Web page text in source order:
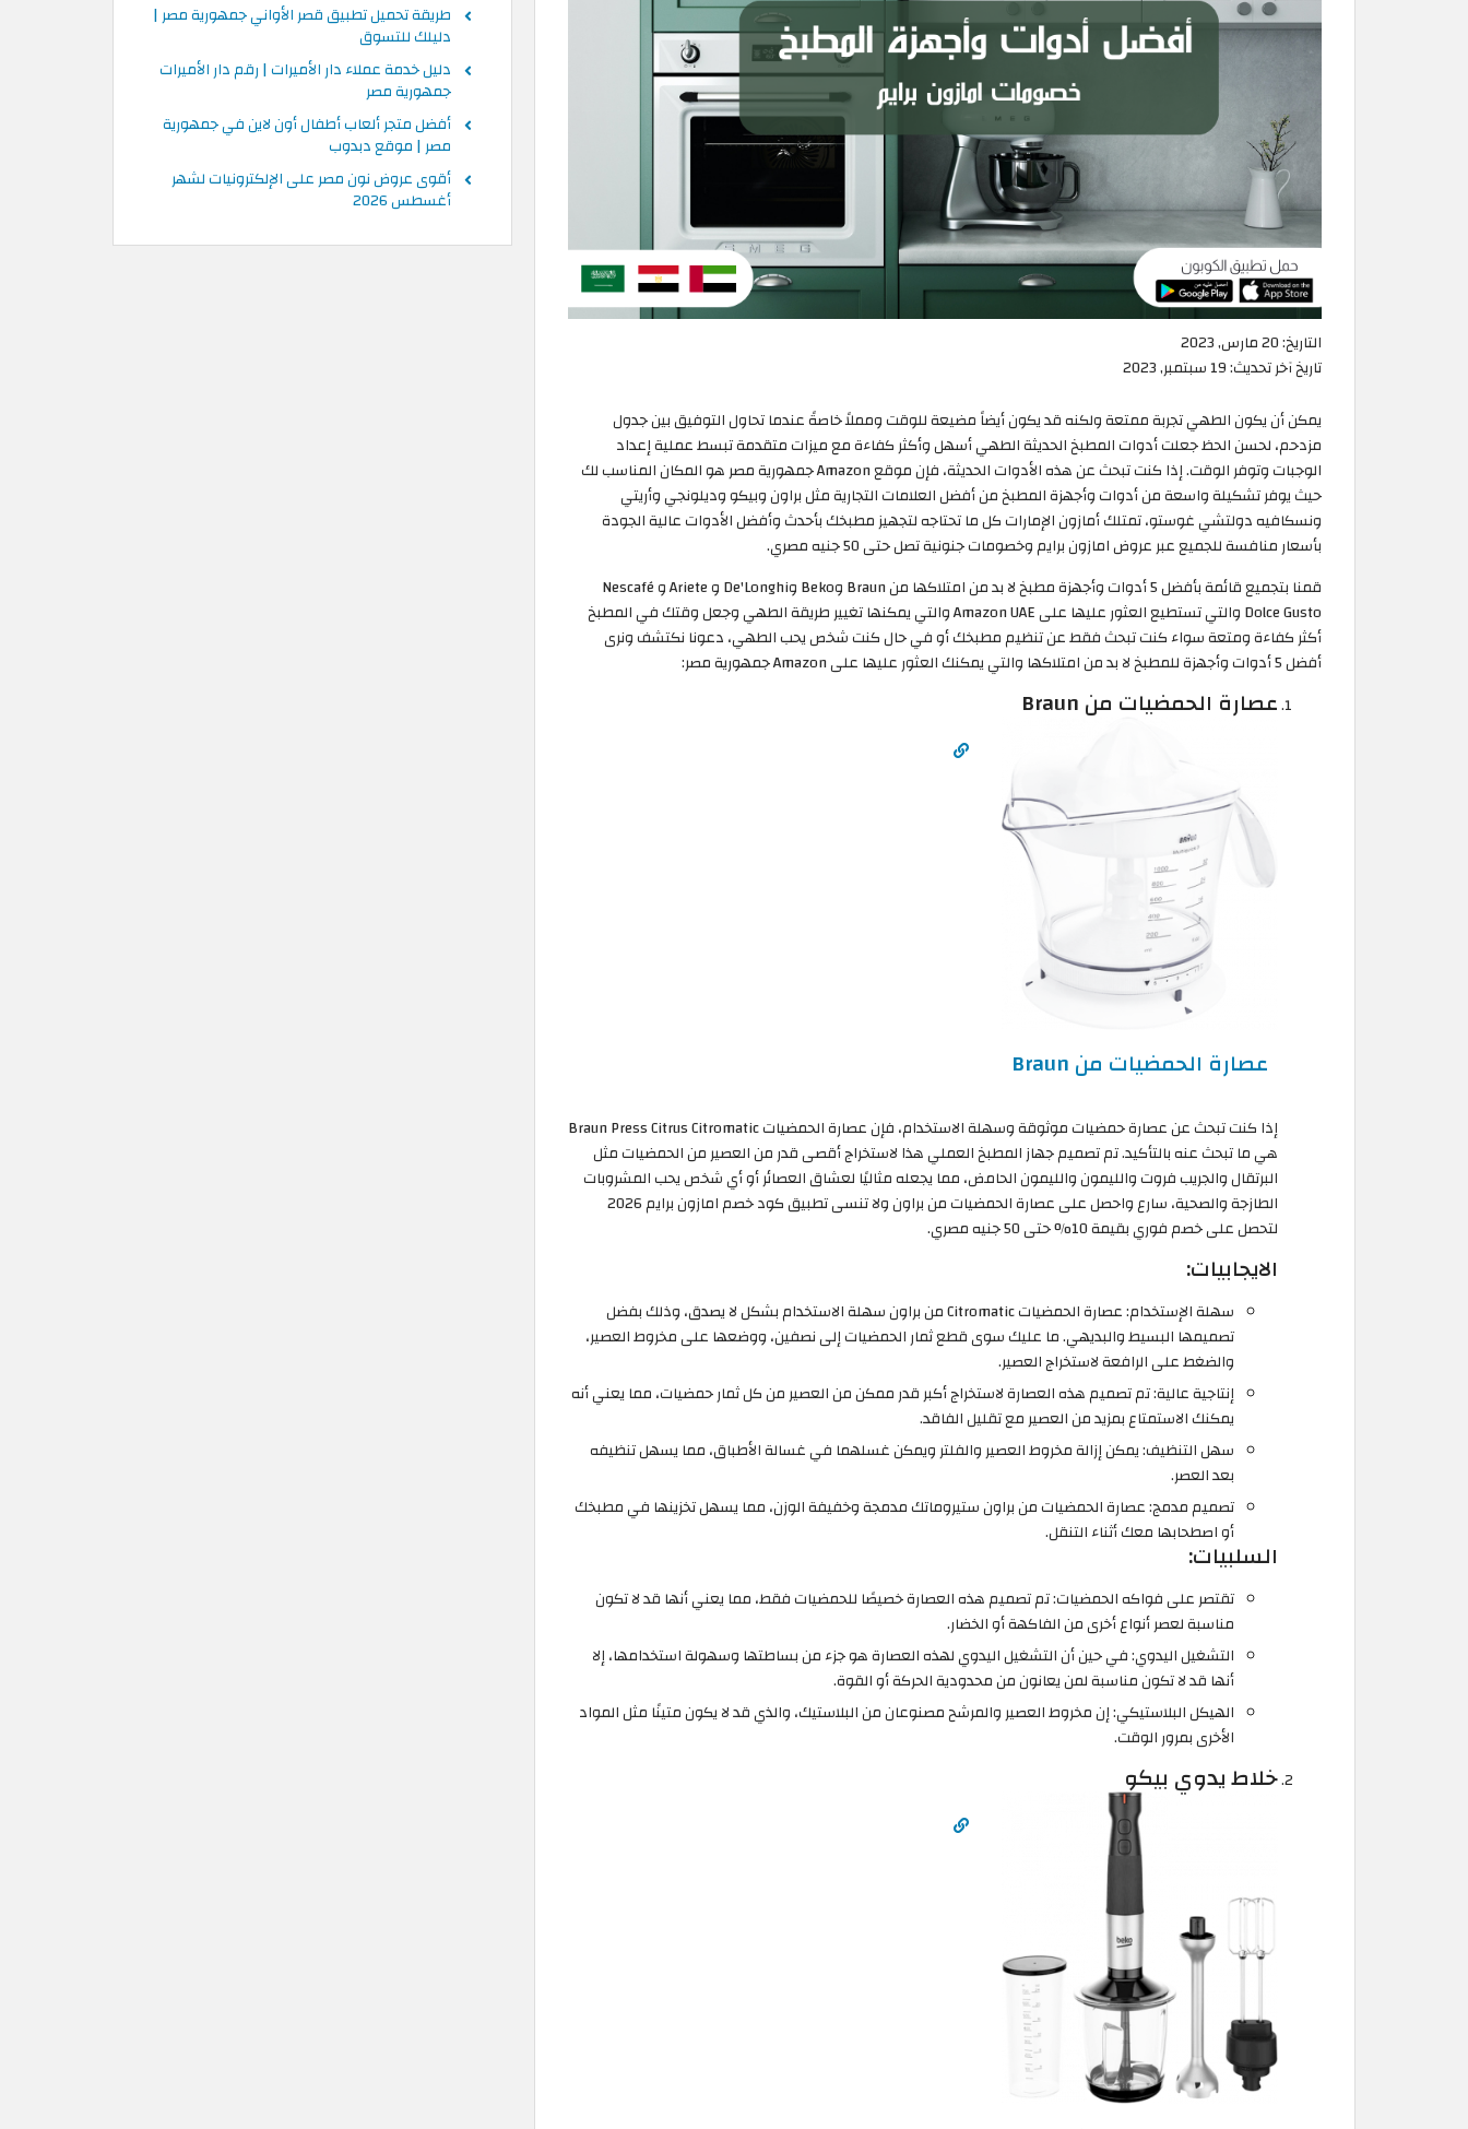
التاريخ:20 مارس, 2023
تاريخ آخر تحديث:19 سبتمبر, 2023
يمكن أن يكون الطهي تجربة ممتعة ولكنه قد يكون أيضاً مضيعة للوقت ومملاً خاصةً عندما تحاول التوفيق بين جدول
مزدحم، لحسن الحظ جعلت أدوات المطبخ الحديثة الطهي أسهل وأكثر كفاءة مع ميزات متقدمة تبسط عملية إعداد
الوجبات وتوفر الوقت. إذا كنت تبحث عن هذه الأدوات الحديثة، فإن موقع Amazon جمهورية مصر هو المكان المناسب لك
حيث يوفر تشكيلة واسعة من أدوات وأجهزة المطبخ من أفضل العلامات التجارية مثل براون وبيكو وديلونجي وأريتي
ونسكافيه دولتشي غوستو، تمتلك أمازون الإمارات كل ما تحتاجه لتجهيز مطبخك بأحدث وأفضل الأدوات عالية الجودة
بأسعار منافسة للجميع عبر عروض امازون برايم وخصومات جنونية تصل حتى 50 جنيه مصري.
قمنا بتجميع قائمة بأفضل 5 أدوات وأجهزة مطبخ لا بد من امتلاكها من Braun وBeko وDe'Longhi و Ariete و Nescafé
Dolce Gusto والتي تستطيع العثور عليها على Amazon UAE والتي يمكنها تغيير طريقة الطهي وجعل وقتك في المطبخ
أكثر كفاءة ومتعة سواء كنت تبحث فقط عن تنظيم مطبخك أو في حال كنت شخص يحب الطهي، دعونا نكتشف ونرى
أفضل 5 أدوات وأجهزة للمطبخ لا بد من امتلاكها والتي يمكنك العثور عليها على Amazon جمهورية مصر:
عصارة الحمضيات من Braun
عصارة الحمضيات من Braun
إذا كنت تبحث عن عصارة حمضيات موثوقة وسهلة الاستخدام، فإن عصارة الحمضيات Braun Press Citrus Citromatic
هي ما تبحث عنه بالتأكيد. تم تصميم جهاز المطبخ العملي هذا لاستخراج أقصى قدر من العصير من الحمضيات مثل
البرتقال والجريب فروت والليمون والليمون الحامض، مما يجعله مثاليًا لعشاق العصائر أو أي شخص يحب المشروبات
الطازجة والصحية، سارع واحصل على عصارة الحمضيات من براون ولا تنسى تطبيق كود خصم امازون برايم 2026
لتحصل على خصم فوري بقيمة 10% حتى 50 جنيه مصري.
الايجابيات:
سهلة الإستخدام: عصارة الحمضيات Citromatic من براون سهلة الاستخدام بشكل لا يصدق، وذلك بفضل
تصميمها البسيط والبديهي. ما عليك سوى قطع ثمار الحمضيات إلى نصفين، ووضعها على مخروط العصير،
والضغط على الرافعة لاستخراج العصير.
إنتاجية عالية: تم تصميم هذه العصارة لاستخراج أكبر قدر ممكن من العصير من كل ثمار حمضيات، مما يعني أنه
يمكنك الاستمتاع بمزيد من العصير مع تقليل الفاقد.
سهل التنظيف: يمكن إزالة مخروط العصير والفلتر ويمكن غسلهما في غسالة الأطباق، مما يسهل تنظيفه
بعد العصر.
تصميم مدمج: عصارة الحمضيات من براون ستيروماتك مدمجة وخفيفة الوزن، مما يسهل تخزينها في مطبخك
أو اصطحابها معك أثناء التنقل.
السلبيات:
تقتصر على فواكه الحمضيات: تم تصميم هذه العصارة خصيصًا للحمضيات فقط، مما يعني أنها قد لا تكون
مناسبة لعصر أنواع أخرى من الفاكهة أو الخضار.
التشغيل اليدوي: في حين أن التشغيل اليدوي لهذه العصارة هو جزء من بساطتها وسهولة استخدامها، إلا
أنها قد لا تكون مناسبة لمن يعانون من محدودية الحركة أو القوة.
الهيكل البلاستيكي: إن مخروط العصير والمرشح مصنوعان من البلاستيك، والذي قد لا يكون متينًا مثل المواد
الأخرى بمرور الوقت.
خلاط يدوي بيكو
طريقة تحميل تطبيق قصر الأواني جمهورية مصر |
دليلك للتسوق
دليل خدمة عملاء دار الأميرات | رقم دار الأميرات
جمهورية مصر
أفضل متجر ألعاب أطفال أون لاين في جمهورية
مصر | موقع دبدوب
أقوى عروض نون مصر على الإلكترونيات لشهر
أغسطس 2026